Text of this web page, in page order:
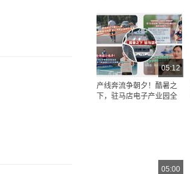
05:12
产线奔流争朝夕！酷暑之
下，驻马店电子产业园全
05:00